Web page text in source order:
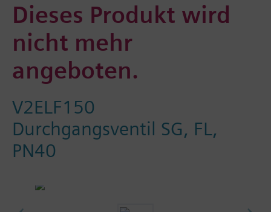
Dieses Produkt wird
nicht mehr
angeboten.
V2ELF150
Durchgangsventil SG, FL,
PN40